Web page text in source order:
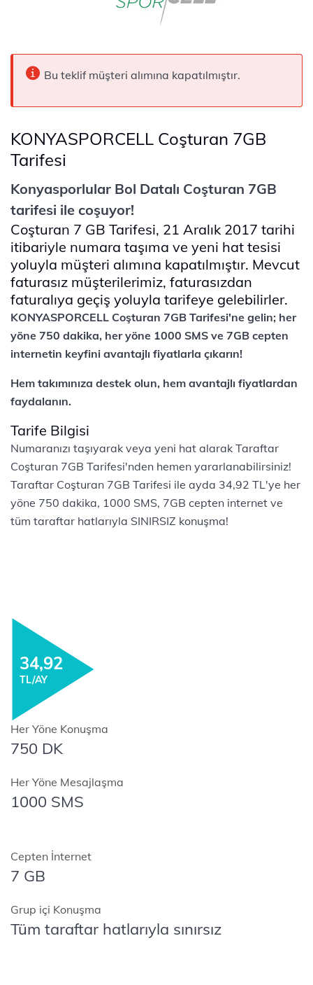
Bu teklif müşteri alımına kapatılmıştır.
KONYASPORCELL Coşturan 7GB
Tarifesi
Konyasporlular Bol Datalı Coşturan 7GB
tarifesi ile coşuyor!
Coşturan 7 GB Tarifesi, 21 Aralık 2017 tarihi
itibariyle numara taşıma ve yeni hat tesisi
yoluyla müşteri alımına kapatılmıştır. Mevcut
faturasız müşterilerimiz, faturasızdan
faturalıya geçiş yoluyla tarifeye gelebilirler.
KONYASPORCELL Coşturan 7GB Tarifesi'ne gelin; her
yöne 750 dakika, her yöne 1000 SMS ve 7GB cepten
internetin keyfini avantajlı fiyatlarla çıkarın!
Hem takımınıza destek olun, hem avantajlı fiyatlardan
faydalanın.
Tarife Bilgisi
Numaranızı taşıyarak veya yeni hat alarak Taraftar
Coşturan 7GB Tarifesi'nden hemen yararlanabilirsiniz!
Taraftar Coşturan 7GB Tarifesi ile ayda 34,92 TL'ye her
yöne 750 dakika, 1000 SMS, 7GB cepten internet ve
tüm taraftar hatlarıyla SINIRSIZ konuşma!
34,92
TL/AY
Her Yöne Konuşma
750 DK
Her Yöne Mesajlaşma
1000 SMS
Cepten İnternet
7 GB
Grup içi Konuşma
Tüm taraftar hatlarıyla ​sınırsız